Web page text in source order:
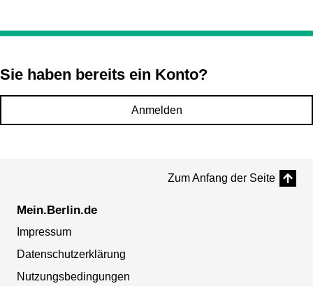
Sie haben bereits ein Konto?
Anmelden
Zum Anfang der Seite
Mein.Berlin.de
Impressum
Datenschutzerklärung
Nutzungsbedingungen